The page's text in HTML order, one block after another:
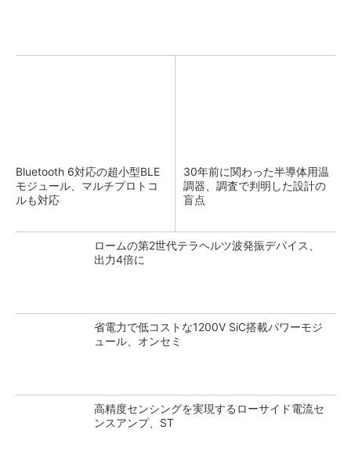
Bluetooth 6対応の超小型BLE
モジュール、マルチプロトコ
ルも対応
30年前に関わった半導体用温
調器、調査で判明した設計の
盲点
ロームの第2世代テラヘルツ波発振デバイス、
出力4倍に
省電力で低コストな1200V SiC搭載パワーモジ
ュール、オンセミ
高精度センシングを実現するローサイド電流セ
ンスアンプ、ST